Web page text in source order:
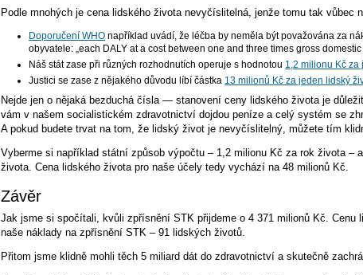
Podle mnohých je cena lidského života nevyčíslitelná, jenže tomu tak vůbec
Doporučení WHO například uvádí, že léčba by neměla být považována za
obyvatele: „each DALY at a cost between one and three times gross
Náš stát zase při různých rozhodnutích operuje s hodnotou 1,2 milionu Kč za
Justici se zase z nějakého důvodu líbí částka 13 milionů Kč za jeden lidský
Nejde jen o nějaká bezduchá čísla — stanovení ceny lidského života je
vám v našem socialistickém zdravotnictví dojdou peníze a celý systém se
A pokud budete trvat na tom, že lidský život je nevyčíslitelný, můžete tím
Vyberme si například státní způsob výpočtu – 1,2 milionu Kč za rok života –
života. Cena lidského života pro naše účely tedy vychází na 48 milionů Kč.
Závěr
Jak jsme si spočítali, kvůli zpřísnění STK přijdeme o 4 371 milionů Kč.
naše náklady na zpřísnění STK – 91 lidských životů.
Přitom jsme klidně mohli těch 5 miliard dát do zdravotnictví a skutečně